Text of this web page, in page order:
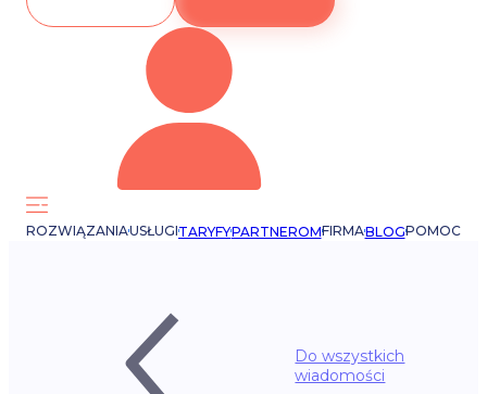
ROZWIĄZANIAUSŁUGITARYFYPARTNEROMFIRMABLOGPOMOC
Do wszystkich
wiadomości